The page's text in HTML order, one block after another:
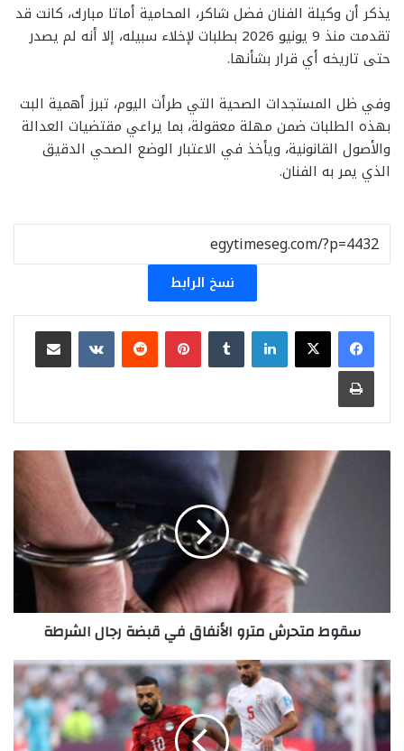
يذكر أن وكيلة الفنان فضل شاكر، المحامية أماتا مبارك، كانت قد
تقدمت منذ 9 يونيو 2026 بطلبات لإخلاء سبيله، إلا أنه لم يصدر
حتى تاريخه أي قرار بشأنها.
وفي ظل المستجدات الصحية التي طرأت اليوم، تبرز أهمية البت
بهذه الطلبات ضمن مهلة معقولة، بما يراعي مقتضيات العدالة
والأصول القانونية، ويأخذ في الاعتبار الوضع الصحي الدقيق
الذي يمر به الفنان.
نسخ الرابط
لينكدإن بينتيريست
مشاركة عبر البريد
طباعة
سقوط
سقوط متحرش مترو الأنفاق في قبضة رجال الشرطة
قناة
مفتوحة
تنقل
مبارة
مصر